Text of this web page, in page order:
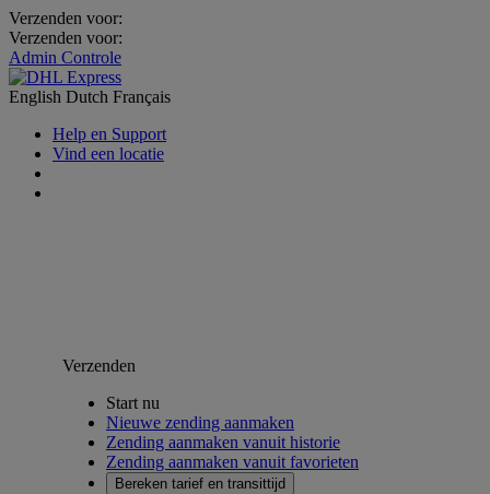
Verzenden voor:
Verzenden voor:
Admin Controle
English Dutch Français
Help en Support
Vind een locatie
Verzenden
Start nu
Nieuwe zending aanmaken
Zending aanmaken vanuit historie
Zending aanmaken vanuit favorieten
Bereken tarief en transittijd